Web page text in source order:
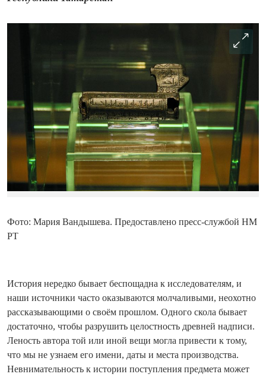
Фото: Мария Вандышева. Предоставлено пресс-службой НМ
РТ
История нередко бывает беспощадна к исследователям, и
наши источники часто оказываются молчаливыми, неохотно
рассказывающими о своём прошлом. Одного скола бывает
достаточно, чтобы разрушить целостность древней надписи.
Леность автора той или иной вещи могла привести к тому,
что мы не узнаем его имени, даты и места производства.
Невнимательность к истории поступления предмета может